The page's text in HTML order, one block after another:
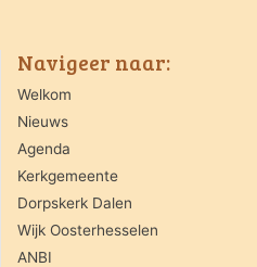
Navigeer naar:
Welkom
Nieuws
Agenda
Kerkgemeente
Dorpskerk Dalen
Wijk Oosterhesselen
ANBI